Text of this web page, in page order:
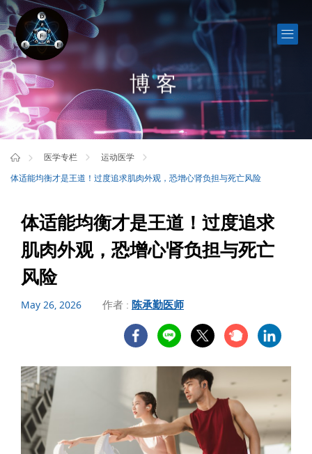
博客
医学专栏
运动医学
体适能均衡才是王道！过度追求肌肉外观，恐增心肾负担与死亡风险
体适能均衡才是王道！过度追求
肌肉外观，恐增心肾负担与死亡
风险
May 26, 2026 作者 : 陈承勤医师